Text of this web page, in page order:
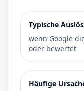
Typische
wenn Google
oder bewertet
Häufige